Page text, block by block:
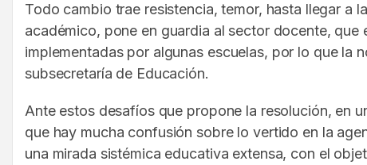
Todo cambio trae resistencia, temor, hasta llegar a
académico, pone en guardia al sector docente,
implementadas por algunas escuelas, por lo que la
subsecretaría de Educación.
Ante estos desafíos que propone la resolución, en
que hay mucha confusión sobre lo vertido en la
una mirada sistémica educativa extensa, con el